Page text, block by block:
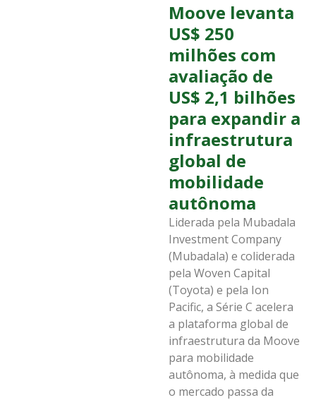
Moove levanta
US$ 250
milhões com
avaliação de
US$ 2,1 bilhões
para expandir a
infraestrutura
global de
mobilidade
autônoma
Liderada pela Mubadala
Investment Company
(Mubadala) e coliderada
pela Woven Capital
(Toyota) e pela Ion
Pacific, a Série C acelera
a plataforma global de
infraestrutura da Moove
para mobilidade
autônoma, à medida que
o mercado passa da